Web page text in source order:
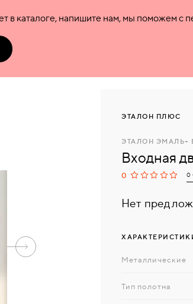
в каталоге, напишите нам, мы поможем с
ЭТАЛОН ПЛЮС
ЭТАЛОН ЭМАЛЬ+
Входная
0 0
Нет
Металлические
Тип полотна